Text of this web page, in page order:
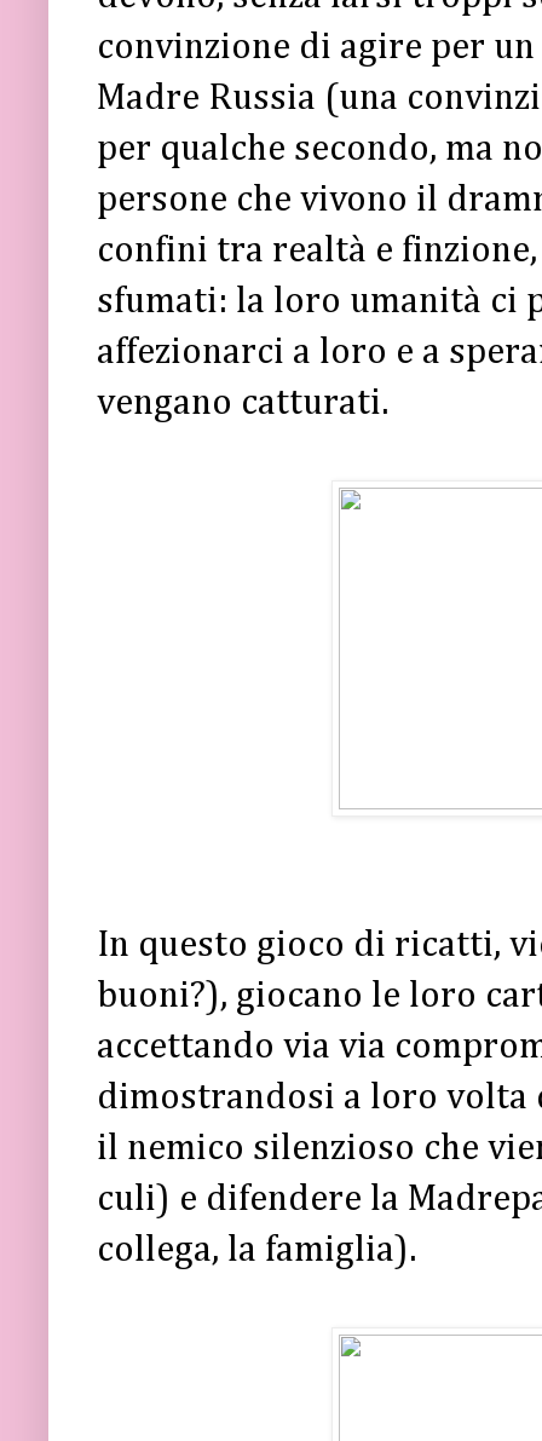
convinzione di agire per
Madre Russia (una
per qualche secondo, ma
persone che vivono il
confini tra realtà e
sfumati: la loro umanità ci
affezionarci a loro e a
vengano catturati.
In questo gioco di ricatti,
buoni?), giocano le loro
accettando via via
dimostrandosi a loro
il nemico silenzioso che
culi) e difendere la
collega, la famiglia).